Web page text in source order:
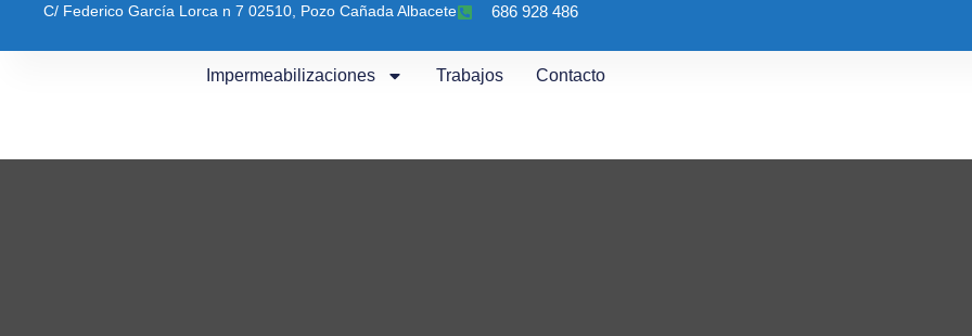
C/ Federico García Lorca n 7 02510, Pozo Cañada Albacete 686 928 486
Impermeabilizaciones Trabajos Contacto